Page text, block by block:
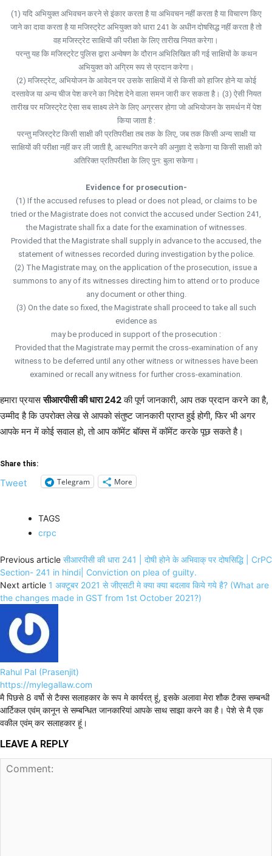
(1) यदि अभियुक्त अभिवचन करने से इंकार करता है या अभिवचन नहीं करता है या विचारण किए
जाने का दावा करता है या मजिस्ट्रेट अभियुक्त को धारा 241 के अधीन दोषसिद्ध नहीं करता है तो
वह मजिस्ट्रेट साक्षियों की परीक्षा के लिए तारीख नियत करेगा।
परन्तु यह कि मजिस्ट्रेट पुलिस द्वारा अन्वेषण के दौरान अभिलिखित की गई साक्षियों के कथन
अभियुक्त को अग्रिम रूप से प्रदान करेगा।
(2) मजिस्ट्रेट, अभियोजन के आवेदन पर उसके साक्षियों में से किसी को हाजिर होने या कोई
दस्तावेज या अन्य चीज पेश करने का निदेश देने वाला समन जारी कर सकता है। (3) ऐसी नियत
तारीख पर मजिस्ट्रेट ऐसा सब साक्ष्य लेने के लिए अग्रसर होगा जो अभियोजन के समर्थन में पेश
किया जाता है :
परन्तु मजिस्ट्रेट किसी साक्षी की प्रतिपरीक्षा तब तक के लिए, जब तक किसी अन्य साक्षी या
साक्षियों की परीक्षा नहीं कर ली जाती है, आस्थगित करने की अनुज्ञा दे सकेगा या किसी साक्षी को
अतिरिक्त प्रतिपरीक्षा के लिए पुन: बुला सकेगा।
Evidence for prosecution-
(1) If the accused refuses to plead or does not plead, or claims to be
tried or the Magistrate does not convict the accused under Section 241,
the Magistrate shall fix a date for the examination of witnesses.
Provided that the Magistrate shall supply in advance to the accused, the
statement of witnesses recorded during investigation by the police.
(2) The Magistrate may, on the application of the prosecution, issue a
summons to any of its witnesses directing him to attend or to produce
any document or other thing.
(3) On the date so fixed, the Magistrate shall proceed to take all such
evidence as
may be produced in support of the prosecution :
Provided that the Magistrate may permit the cross-examination of any
witness to be deferred until any other witness or witnesses have been
examined or recall any witness for further cross-examination.
हमारा प्रयाससीआरपीसी की धारा 242की पूर्ण जानकारी, आप तक प्रदान करने का है,
उम्मीद है कि उपरोक्त लेख से आपको संतुष्ट जानकारी प्राप्त हुई होगी, फिर भी अगर
आपके मन में कोई सवाल हो, तो आप कॉमेंट बॉक्स में कॉमेंट करके पूछ सकते है।
Share this:
Tweet Telegram More
TAGS
crpc
Previous article सीआरपीसी की धारा 241 | दोषी होने के अभिवाक् पर दोषसिद्धि | CrPC
Section- 241 in hindi| Conviction on plea of guilty.
Next article 1 अक्टूबर 2021 से जीएसटी मे क्या क्या बदलाव किये गये है? (What are
the changes made in GST from 1st October 2021?)
Rahul Pal (Prasenjit)
https://mylegallaw.com
मै पिछसे 8 वर्षो से टैक्स सलाहकार के रूप मे कार्यरत् हूं, इसके अलावा मेरा शौक टैक्स सम्बन्धी
आर्टिकल एवंम् कानून से सम्बन्धित जानकारियां आपके साथ साझा करने का है। पेशे से मै एक
वकील एवंम् कर सलाहकार हूं।
LEAVE A REPLY